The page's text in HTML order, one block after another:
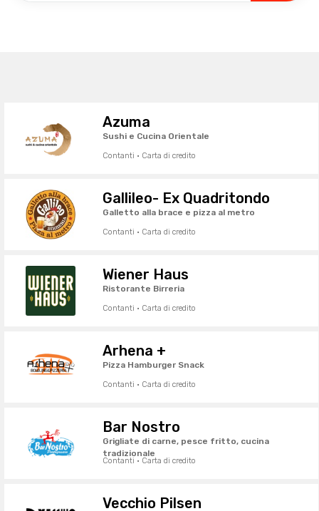
Azuma
Sushi e Cucina Orientale
Contanti · Carta di credito
Gallileo- Ex Quadritondo
Galletto alla brace e pizza al metro
Contanti · Carta di credito
Wiener Haus
Ristorante Birreria
Contanti · Carta di credito
Arhena +
Pizza Hamburger Snack
Contanti · Carta di credito
Bar Nostro
Grigliate di carne, pesce fritto, cucina
tradizionale
Contanti · Carta di credito
Vecchio Pilsen